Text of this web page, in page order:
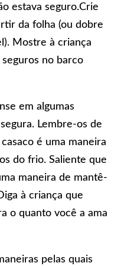
estava seguro.Crie
da folha (ou dobre
Mostre à criança
no barco
em algumas
Lembre-os de
é uma maneira
do frio. Saliente que
maneira de mantê-
à criança que
o quanto você a ama
pelas quais